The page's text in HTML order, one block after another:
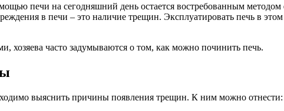
печи на сегодняшний день остается востребованным
в печи – это наличие трещин. Эксплуатировать печь в
хозяева часто задумываются о том, как можно починить печь.
выяснить причины появления трещин. К ним можно отнести: